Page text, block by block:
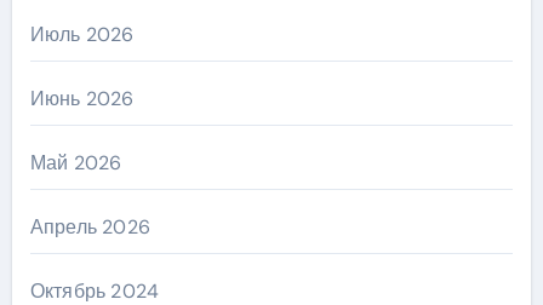
Июль 2026
Июнь 2026
Май 2026
Апрель 2026
Октябрь 2024